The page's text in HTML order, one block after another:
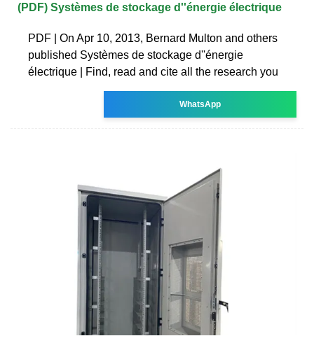
(PDF) Systèmes de stockage d''énergie électrique
PDF | On Apr 10, 2013, Bernard Multon and others
published Systèmes de stockage d''énergie
électrique | Find, read and cite all the research you
WhatsApp